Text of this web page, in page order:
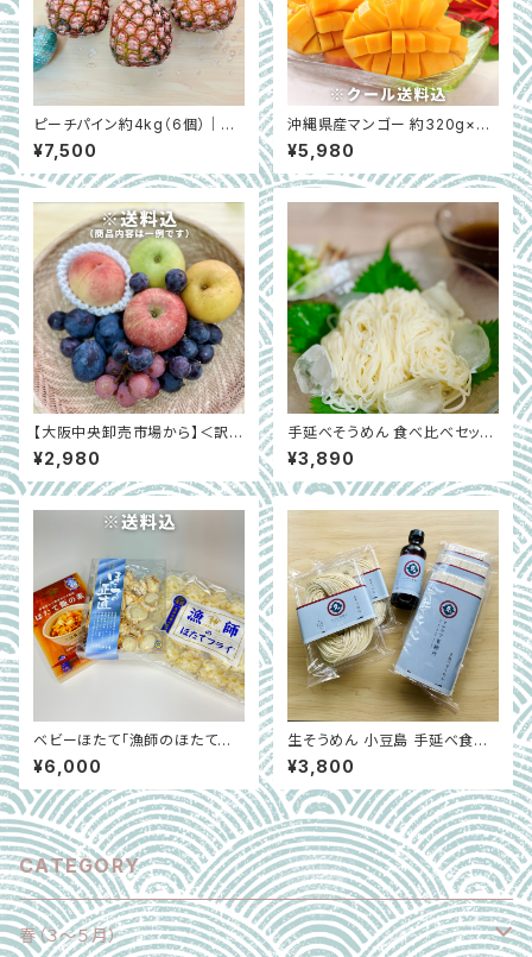
ピーチパイン約4kg（6個）｜希
少な国産パイナップル（5月中旬
～6月末）｜沖縄県西表島
¥7,500
沖縄県産マンゴー 約320g×2
玉 ギフトにおすすめ｜大阪中央
卸売市場厳選 ※7月中旬〜8月
上旬
¥5,980
【大阪中央卸売市場から】＜訳あ
り＞秋の国産フルーツ約2kg フ
ードロス削減に貢献！
¥2,980
手延べそうめん 食べ比べセット
金泉・バチ・そばそうめん・麺つ
ゆ付き｜兵庫県ゆもと
¥3,890
ベビーほたて「漁師のほたてセッ
ト」（ボイルほたて、ほたてフライ、
ほたて飯の素）｜青森県
¥6,000
生そうめん 小豆島 手延べ食べ
比べセット｜生麺・乾麺3種・麺
つゆ付き 大畑大介商店限定 ｜
通年販売
¥3,800
CATEGORY
春（３～５月）